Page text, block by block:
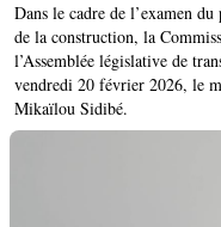
Dans le cadre de l’examen
de la construction, la
l’Assemblée législative de
vendredi 20 février 2026, le
Mikaïlou Sidibé.